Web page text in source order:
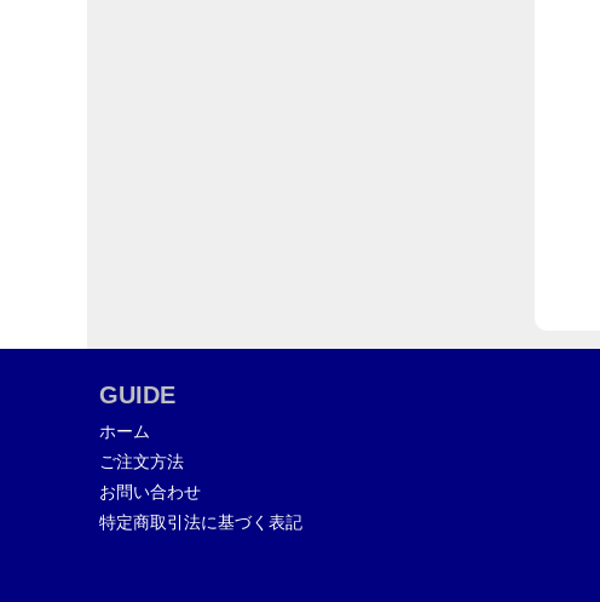
GUIDE
ホーム
ご注文方法
お問い合わせ
特定商取引法に基づく表記